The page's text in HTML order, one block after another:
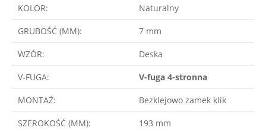
KOLOR: Naturalny
GRUBOŚĆ (MM): 7 mm
WZÓR: Deska
V-FUGA: V-fuga 4-stronna
MONTAŻ: Bezklejowo zamek klik
SZEROKOŚĆ (MM): 193 mm